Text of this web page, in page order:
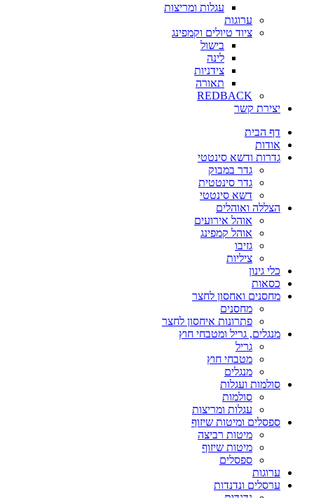
עגלות ומריצות
ערוגות
ציוד טיולים וקמפינג
בישול
לינה
צידניות
תאורה
REDBACK
יצירת קשר
דף הבית
אודות
גדרות ודשא סינטטי
גדר במבוק
גדר סינטטית
דשא סינטטי
הצללה ואוהלים
אוהל אירועים
אוהל קמפינג
גזיבו
ציליות
כלי גינון
כסאות
מחסנים ואחסון לחצר
מחסנים
פתרונות איחסון לחצר
מנגלים, גריל ומטבחי חוץ
גריל
מטבחי חוץ
מנגלים
סולמות ועגלות
סולמות
עגלות ומריצות
ספסלים ומיטות שיזוף
מיטות רביצה
מיטות שיזוף
ספסלים
ערוגות
ערסלים ונדנדות